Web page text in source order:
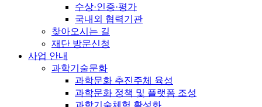
수상·인증·평가
국내외 협력기관
찾아오시는 길
재단 방문신청
사업 안내
과학기술문화
과학문화 추진주체 육성
과학문화 정책 및 플랫폼 조성
과학기술체험 활성화